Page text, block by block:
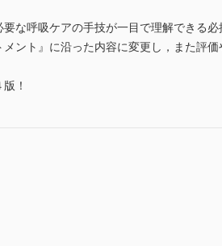
な呼吸ケアの手技が一目で理解できる
ント』に沿った内容に変更し，また評
！